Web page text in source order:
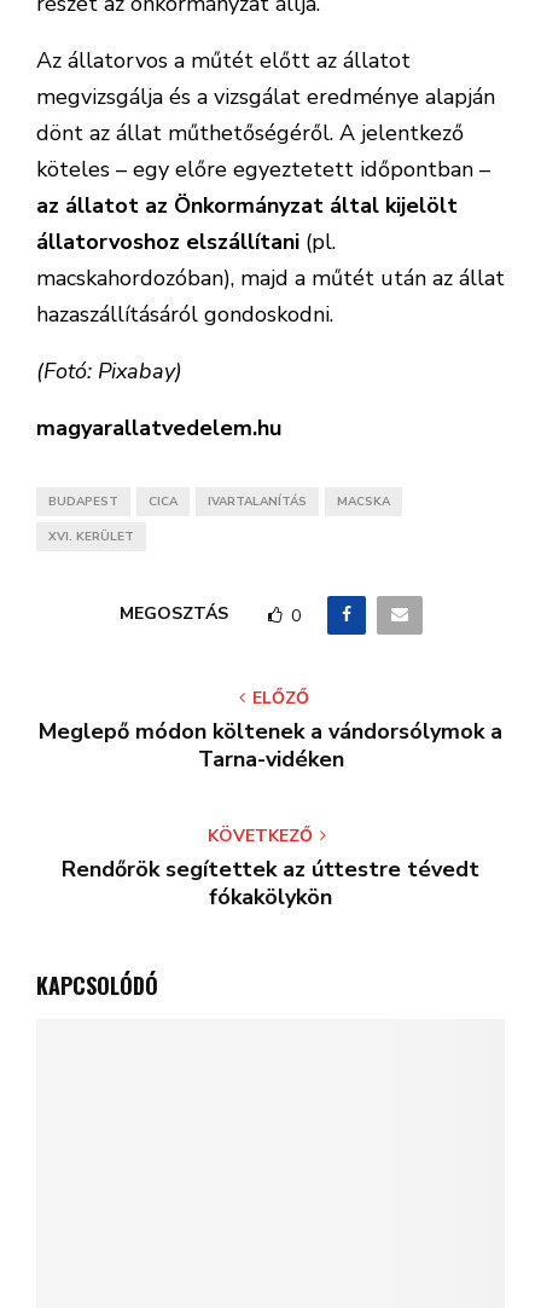
Az állatorvos a műtét előtt az állatot
megvizsgálja és a vizsgálat eredménye alapján
dönt az állat műthetőségéről. A jelentkező
köteles – egy előre egyeztetett időpontban –
az állatot az Önkormányzat által kijelölt
állatorvoshoz elszállítani (pl.
macskahordozóban), majd a műtét után az állat
hazaszállításáról gondoskodni.
(Fotó: Pixabay)
magyarallatvedelem.hu
BUDAPEST CICA IVARTALANÍTÁS MACSKA
XVI. KERÜLET
MEGOSZTÁS 0
ELŐZŐ
Meglepő módon költenek a vándorsólymok a
Tarna-vidéken
KÖVETKEZŐ
Rendőrök segítettek az úttestre tévedt
fókakölykön
KAPCSOLÓDÓ